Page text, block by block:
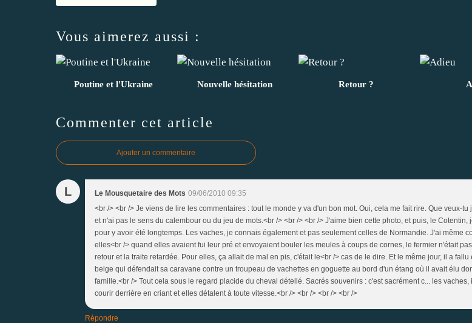
Vous aimerez aussi :
Poutine et l'Ukraine Nouvelle hésitation Retour ?
Commenter cet article
Ajouter un commentaire
L Le Mousquetaire des Mots 09/06/2010 09:35
<br /> <br /> Je viens de lire les commentaires : tout le monde y va d'un bon mot. Oui, cela me fait rire. Que veux-tu
et n'ai pas le sens du calembour ou du jeu de mots.<br /> <br /> <br /> J'aime bien cette photo, et puis, le Cotentin,
pour y avoir été longtemps. Les vaches, je connais également et pas seulement celles de Normandie. J'ai même
elles<br /> quand elles avaient fui leur pré et envoyaient bouler les meules à coups de cornes, le fermier n'était
retour et la traite retardée. Pour elles, ça allait de mal en pis, c'était le<br /> cas de le dire. Et le même jour, il a fallu
belge qui défendait sa caravane contre un troupeau de vachettes en goguette au bord d'un étang où il avait élu
famille.<br /> Tout cela sous le regard placide du cheval détellé. Sacrés souvenirs : c'est sacrément c... les vaches,
courir derrière en criant et elles détalent à toute vitesse.<br /> <br /> <br /> <br />
Répondre